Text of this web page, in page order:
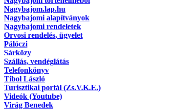
Nagybajom.lap.hu
Nagybajomi alapítványok
Nagybajomi rendeletek
Orvosi rendelés, ügyelet
Pálóczi
Sárközy
Szállás, vendéglátás
Telefonkönyv
Tibol László
Turisztikai portál (Zs.V.K.E.)
Videók (Youtube)
Virág Benedek